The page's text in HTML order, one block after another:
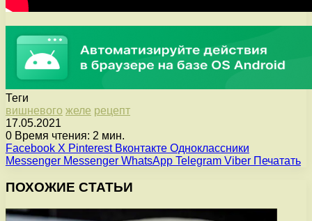
Теги
вишневого желе рецепт
17.05.2021
0 Время чтения: 2 мин.
Facebook X Pinterest Вконтакте Одноклассники
Messenger Messenger WhatsApp Telegram Viber Печатать
ПОХОЖИЕ СТАТЬИ